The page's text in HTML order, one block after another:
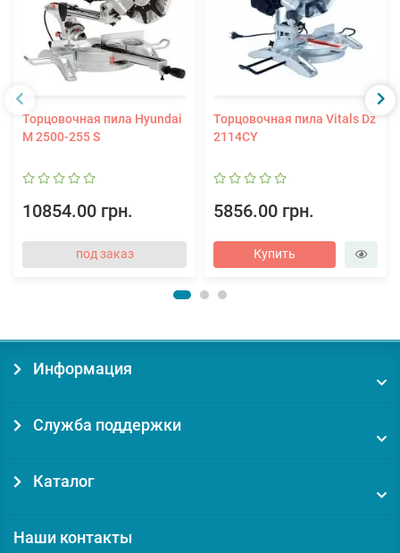
Торцовочная пила Hyundai
M 2500-255 S
10854.00 грн.
под заказ
Торцовочная пила Vitals Dz
2114CY
5856.00 грн.
Купить
Информация
Служба поддержки
Каталог
Наши контакты